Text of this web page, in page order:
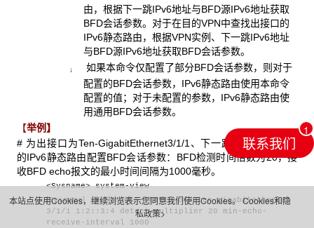
由，根据下一跳IPv6地址与BFD源IPv6地址获取
BFD会话参数。对于在目的VPN中查找出接口的
IPv6静态路由，根据VPN实例、下一跳IPv6地址
与BFD源IPv6地址获取BFD会话参数。
¡
如果本命令仅配置了部分BFD会话参数，则对于
配置的BFD会话参数，IPv6静态路由使用本命令
配置的值；对于未配置的参数，IPv6静态路由使
用通用BFD会话参数。
【举例】
# 为出接口为Ten-GigabitEthernet3/1/1、下一跳地址为1:2::3:4
的IPv6静态路由配置BFD会话参数：BFD检测时间倍数为20，接
收BFD echo报文的最小时间间隔为1000毫秒。
<Sysname> system-view
[Sysname] ipv6 route-static bfd ten-gigabitethernet
3/1/1 1:2::3:4 detect-multiplier 20 min-echo-
receive-interval 1000
联系我们
本站点使用Cookies，继续浏览表示您同意我们使用Cookies。Cookies和隐
私政策>